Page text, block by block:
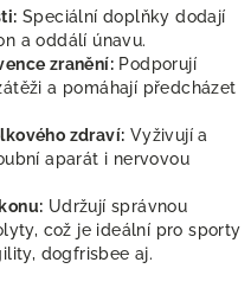
Speciální doplňky dodají
a oddálí únavu.
zranění: Podporují
a pomáhají předcházet
zdraví: Vyživují a
aparát i nervovou
Udržují správnou
což je ideální pro sporty
dogfrisbee aj.